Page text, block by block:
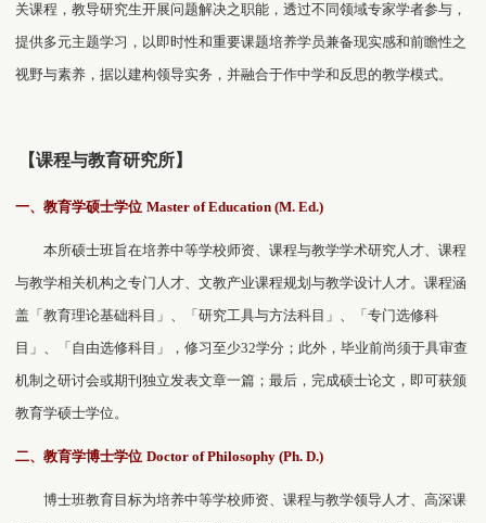
关课程，教导研究生开展问题解决之职能，透过不同领域专家学者参与，
提供多元主题学习，以即时性和重要课题培养学员兼备现实感和前瞻性之
视野与素养，据以建构领导实务，并融合于作中学和反思的教学模式。
【课程与教育研究所】
一、教育学硕士学位Master of Education (M. Ed.)
本所硕士班旨在培养中等学校师资、课程与教学学术研究人才、课程
与教学相关机构之专门人才、文教产业课程规划与教学设计人才。课程涵
盖「教育理论基础科目」、「研究工具与方法科目」、「专门选修科
目」、「自由选修科目」，修习至少32学分；此外，毕业前尚须于具审查
机制之研讨会或期刊独立发表文章一篇；最后，完成硕士论文，即可获颁
教育学硕士学位。
二、教育学博士学位Doctor of Philosophy (Ph. D.)
博士班教育目标为培养中等学校师资、课程与教学领导人才、高深课